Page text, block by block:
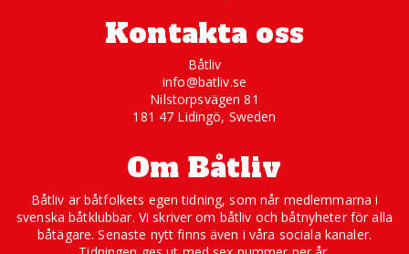
Kontakta oss
Båtliv
info@batliv.se
Nilstorpsvägen 81
181 47 Lidingö, Sweden
Om Båtliv
Båtliv är båtfolkets egen tidning, som når medlemmarna i
svenska båtklubbar. Vi skriver om båtliv och båtnyheter för alla
båtägare. Senaste nytt finns även i våra sociala kanaler.